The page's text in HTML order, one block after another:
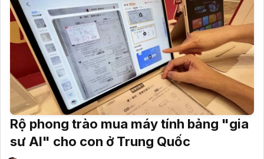
Rộ phong trào mua máy tính bảng "gia
sư AI" cho con ở Trung Quốc